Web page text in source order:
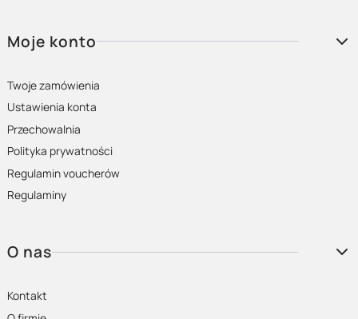
Moje konto
Twoje zamówienia
Ustawienia konta
Przechowalnia
Polityka prywatności
Regulamin voucherów
Regulaminy
O nas
Kontakt